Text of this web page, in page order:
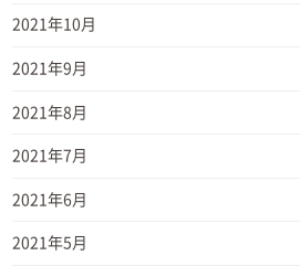
2021年10月
2021年9月
2021年8月
2021年7月
2021年6月
2021年5月